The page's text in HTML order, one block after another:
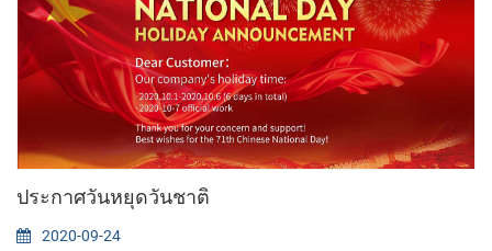
ประกาศวันหยุดวันชาติ
2020-09-24